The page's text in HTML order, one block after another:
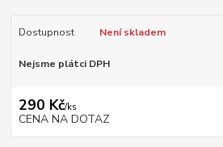
Dostupnost Není skladem
Nejsme plátci DPH
290 Kč/ks
CENA NA DOTAZ